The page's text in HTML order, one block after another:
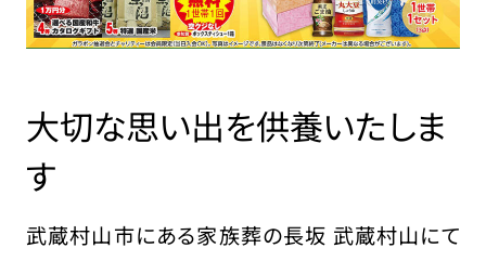
大切な思い出を供養いたしま
す
武蔵村山市にある家族葬の長坂 武蔵村山にて